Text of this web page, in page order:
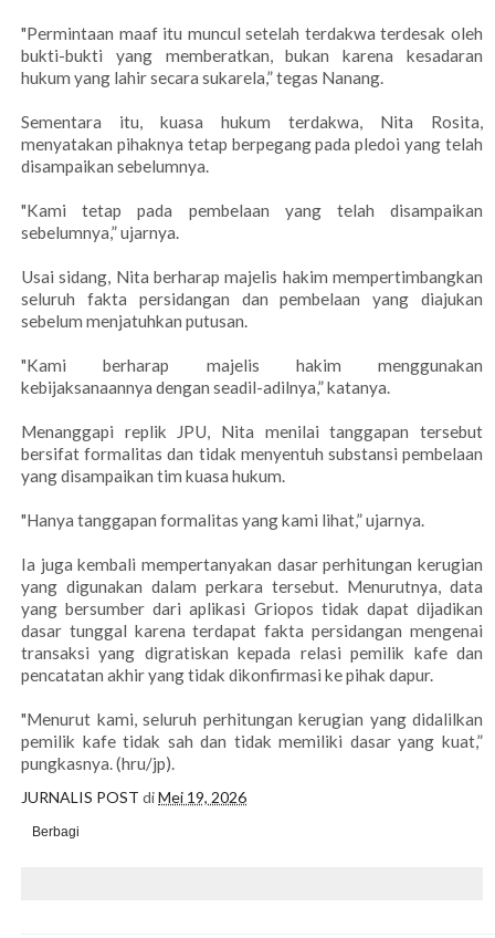
"Permintaan maaf itu muncul setelah terdakwa terdesak oleh
bukti-bukti yang memberatkan, bukan karena kesadaran
hukum yang lahir secara sukarela,” tegas Nanang.
Sementara itu, kuasa hukum terdakwa, Nita Rosita,
menyatakan pihaknya tetap berpegang pada pledoi yang telah
disampaikan sebelumnya.
"Kami tetap pada pembelaan yang telah disampaikan
sebelumnya,” ujarnya.
Usai sidang, Nita berharap majelis hakim mempertimbangkan
seluruh fakta persidangan dan pembelaan yang diajukan
sebelum menjatuhkan putusan.
"Kami berharap majelis hakim menggunakan
kebijaksanaannya dengan seadil-adilnya,” katanya.
Menanggapi replik JPU, Nita menilai tanggapan tersebut
bersifat formalitas dan tidak menyentuh substansi pembelaan
yang disampaikan tim kuasa hukum.
"Hanya tanggapan formalitas yang kami lihat,” ujarnya.
Ia juga kembali mempertanyakan dasar perhitungan kerugian
yang digunakan dalam perkara tersebut. Menurutnya, data
yang bersumber dari aplikasi Griopos tidak dapat dijadikan
dasar tunggal karena terdapat fakta persidangan mengenai
transaksi yang digratiskan kepada relasi pemilik kafe dan
pencatatan akhir yang tidak dikonfirmasi ke pihak dapur.
"Menurut kami, seluruh perhitungan kerugian yang didalilkan
pemilik kafe tidak sah dan tidak memiliki dasar yang kuat,”
pungkasnya. (hru/jp).
JURNALIS POST diMei 19, 2026
Berbagi